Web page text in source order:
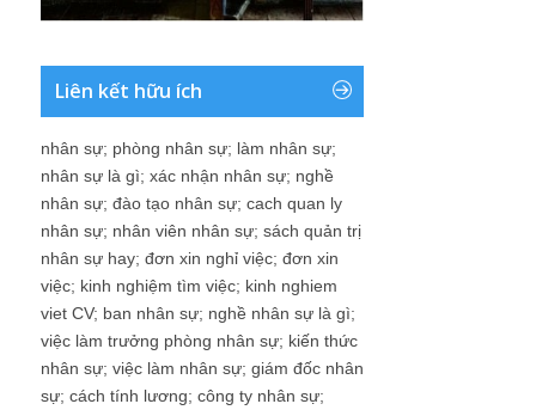
Liên kết hữu ích
nhân sự; phòng nhân sự; làm nhân sự;
nhân sự là gì; xác nhận nhân sự; nghề
nhân sự; đào tạo nhân sự; cach quan ly
nhân sự; nhân viên nhân sự; sách quản trị
nhân sự hay; đơn xin nghỉ việc; đơn xin
việc; kinh nghiệm tìm việc; kinh nghiem
viet CV; ban nhân sự; nghề nhân sự là gì;
việc làm trưởng phòng nhân sự; kiến thức
nhân sự; việc làm nhân sự; giám đốc nhân
sự; cách tính lương; công ty nhân sự;